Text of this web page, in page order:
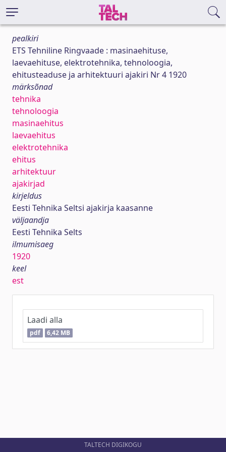
pealkiri
ETS Tehniline Ringvaade : masinaehituse,
laevaehituse, elektrotehnika, tehnoloogia,
ehitusteaduse ja arhitektuuri ajakiri Nr 4 1920
märksõnad
tehnika
tehnoloogia
masinaehitus
laevaehitus
elektrotehnika
ehitus
arhitektuur
ajakirjad
kirjeldus
Eesti Tehnika Seltsi ajakirja kaasanne
väljaandja
Eesti Tehnika Selts
ilmumisaeg
1920
keel
est
Laadi alla
pdf 6,42 MB
TALTECH DIGIKOGU